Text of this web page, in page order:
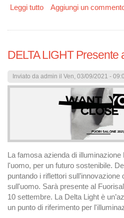
Leggi tutto su Carta da parati per
Aggiungi un
DELTA LIGHT Presente
Inviato da admin il Ven, 03/09/2021 -
La famosa azienda di
l'uomo, per un futuro sostenibile.
puntando i riflettori sull’innovazione
sull'uomo. Sarà presente al
10 settembre. La Delta Light è
un punto di riferimento per